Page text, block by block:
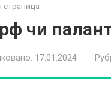
страница
чи
17.01.2024